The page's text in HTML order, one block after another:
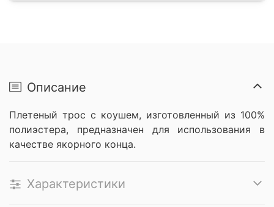
Описание
Плетеный трос с коушем, изготовленный из 100%
полиэстера, предназначен для использования в
качестве якорного конца.
Характеристики